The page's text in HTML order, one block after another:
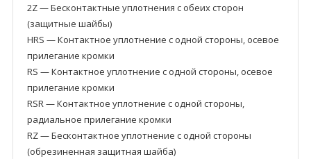
2Z — Бесконтактные уплотнения с обеих сторон
(защитные шайбы)
HRS — Контактное уплотнение с одной стороны, осевое
прилегание кромки
RS — Контактное уплотнение с одной стороны, осевое
прилегание кромки
RSR — Контактное уплотнение с одной стороны,
радиальное прилегание кромки
RZ — Бесконтактное уплотнение с одной стороны
(обрезиненная защитная шайба)